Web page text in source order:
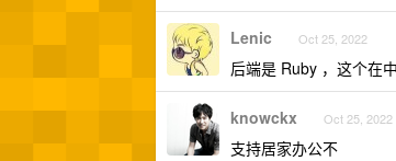
Lenic Oct 25, 2022
后端是 Ruby ，这个在
knowckx Oct 25, 2022
支持居家办公不